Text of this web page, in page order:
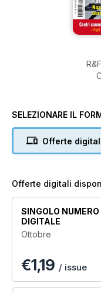
«Strategia
SELEZIONARE IL
Offerte
Offerte digitali
SINGOLO
DIGITALE
Ottobre
€1,19 / issue